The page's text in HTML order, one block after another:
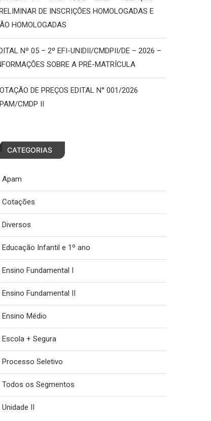
IMPORTANTE –
DE ALUNOS NO
DE INSCRIÇÕES HOMOLOGADAS E
HOMOLOGADAS
Nº 05 – 2º EFI-UNIDII/CMDPII/DE – 2026 –
SOBRE A PRÉ-MATRÍCULA
DE PREÇOS EDITAL N° 001/2026
CMDP II
CATEGORIAS
Apam
Cotações
Diversos
Educação Infantil e 1º ano
Ensino Fundamental I
Ensino Fundamental II
Ensino Médio
Escola + Segura
Processo Seletivo
Todos os Segmentos
Unidade II